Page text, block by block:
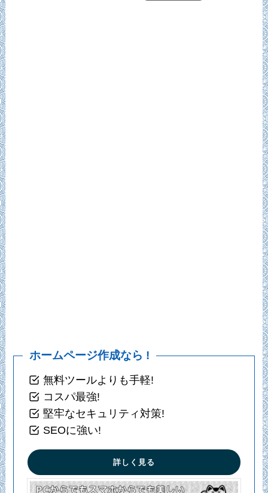
ホームページ作成なら !
無料ツールよりも手軽!
コスパ最強!
堅牢なセキュリティ対策!
SEOに強い!
詳しく見る